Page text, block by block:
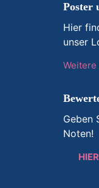
Poster
Hier
unser
Geben
Noten!